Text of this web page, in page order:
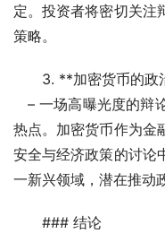
定。投资者将密切关注
策略。
3. **加密货币的政
热点。加密货币作为金
安全与经济政策的讨论
一新兴领域，潜在推动
### 结论